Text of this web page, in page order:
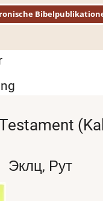
Эклц, Рут